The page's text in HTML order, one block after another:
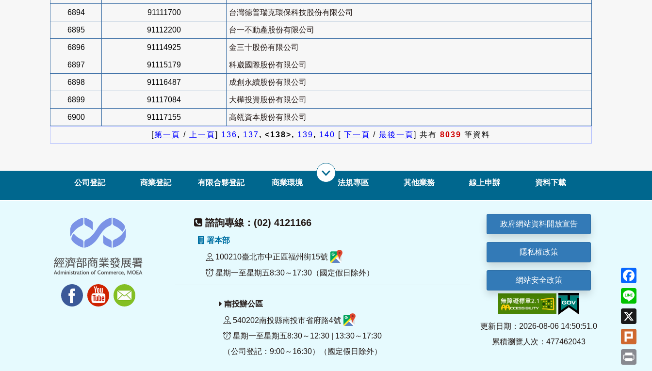
6894 91111700 台灣德普瑞克環保科技股份有限公司
6895 91112200 台一不動產股份有限公司
6896 91114925 金三十股份有限公司
6897 91115179 科崴國際股份有限公司
6898 91116487 成創永續股份有限公司
6899 91117084 大樺投資股份有限公司
6900 91117155 高瓴資本股份有限公司
[第一頁 / 上一頁] 136, 137, <138>, 139, 140 [ 下一頁 / 最後一頁] 共有 8039 筆資料
公司登記 商業登記 有限合夥登記 商業環境 法規專區 其他業務 線上申辦 資料下載
諮詢專線：(02) 4121166
署本部
100210臺北市中正區福州街15號
星期一至星期五8:30～17:30（國定假日除外）
南投辦公區
540202南投縣南投市省府路4號
星期一至星期五8:30～12:30 | 13:30～17:30
（公司登記：9:00～16:30）（國定假日除外）
政府網站資料開放宣告
隱私權政策
網站安全政策
更新日期：2026-08-06 14:50:51.0
累積瀏覽人次：477462043